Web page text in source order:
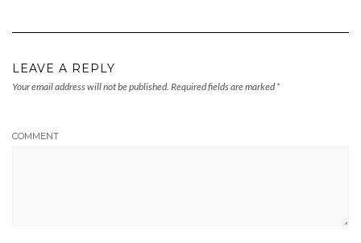
LEAVE A REPLY
Your email address will not be published. Required fields are marked *
COMMENT